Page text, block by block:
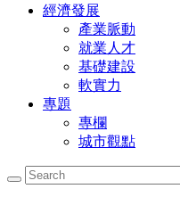
經濟發展
產業脈動
就業人才
基礎建設
軟實力
專題
專欄
城市觀點